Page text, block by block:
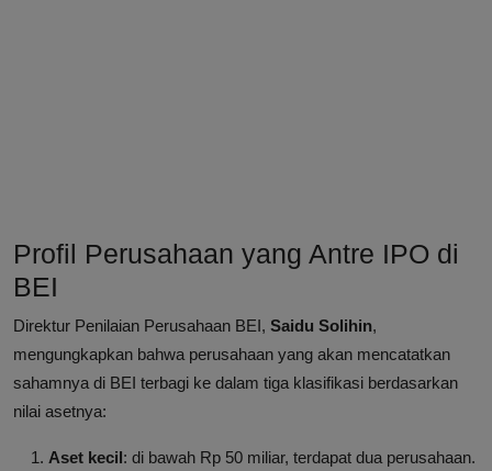
Profil Perusahaan yang Antre IPO di
BEI
Direktur Penilaian Perusahaan BEI, Saidu Solihin,
mengungkapkan bahwa perusahaan yang akan mencatatkan
sahamnya di BEI terbagi ke dalam tiga klasifikasi berdasarkan
nilai asetnya:
Aset kecil: di bawah Rp 50 miliar, terdapat dua perusahaan.